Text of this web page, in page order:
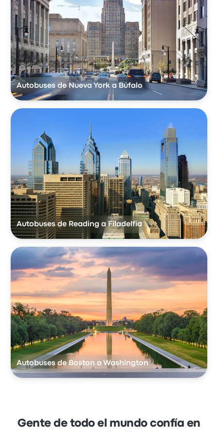
Autobuses de Nueva York a Búfalo
Autobuses de Reading a Filadelfia
Autobuses de Boston a Washington
Gente de todo el mundo confía en